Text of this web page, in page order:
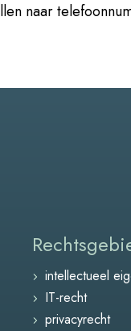
naar
intellectueel
IT-recht
privacyrecht